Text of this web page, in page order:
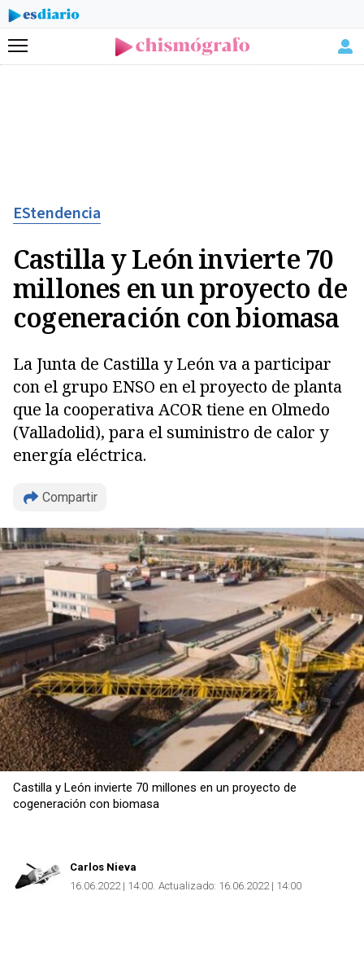
Menú
EStendencia
Castilla y León invierte 70
millones en un proyecto de
cogeneración con biomasa
La Junta de Castilla y León va a participar
con el grupo ENSO en el proyecto de planta
que la cooperativa ACOR tiene en Olmedo
(Valladolid), para el suministro de calor y
energía eléctrica.
Compartir
Copiar
Castilla y León invierte 70 millones en un proyecto de
cogeneración con biomasa
Carlos Nieva
16.06.2022 | 14:00 Actualizado: 16.06.2022 | 14:00